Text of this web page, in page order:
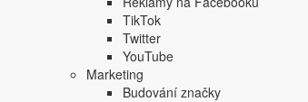
TikTok
Twitter
YouTube
Marketing
Budování značky